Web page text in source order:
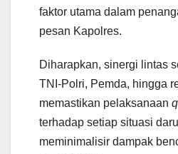
faktor utama dalam
pesan Kapolres.
Diharapkan, sinergi lintas
TNI-Polri, Pemda, hingga
memastikan pelaksanaan
terhadap setiap situasi
meminimalisir dampak